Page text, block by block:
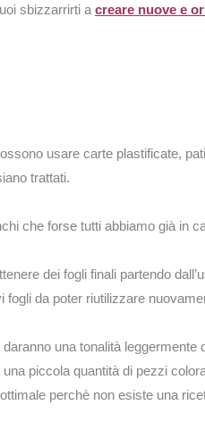
sbizzarrirti a creare nuove e
usare carte plastificate,
trattati.
che forse tutti abbiamo già in
dei fogli finali partendo
da poter riutilizzare
una tonalità
piccola quantità di pezzi
perchè non esiste una